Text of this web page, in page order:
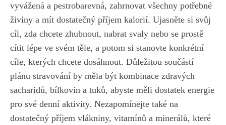
vyvážená a pestrobarevná, zahrnovat všechny potřebné
živiny a mít dostatečný příjem kalorií. Ujasněte si svůj
cíl,⁣ zda chcete zhubnout, nabrat svaly nebo ⁤se ‍prostě
cítit ‍lépe ve‌ svém těle, a potom si stanovte konkrétní
cíle, kterých chcete​ dosáhnout. Důležitou součástí
plánu stravování by měla ‌být⁢ kombinace zdravých
sacharidů, bílkovin a tuků, abyste měli dostatek energie
pro své denní aktivity. ‌Nezapomínejte ⁤také⁢ na
dostatečný příjem vlákniny, vitamínů a minerálů,⁤ které